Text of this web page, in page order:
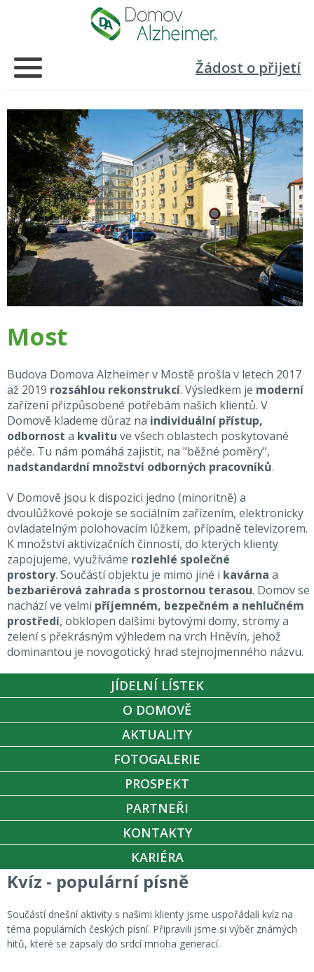
Žádost o přijetí
Most
Budova Domova Alzheimer v Mostě prošla v letech 2017
až 2019 rozsáhlou rekonstrukcí. Výsledkem je moderní
zařízení přizpůsobené potřebám našich klientů. V
Domově klademe důraz na individuální přístup,
odbornost a kvalitu ve všech oblastech poskytované
péče. Tu nám pomáhá zajistit, na "běžné poměry",
nadstandardní množství odborných pracovníků.
V Domově jsou k dispozici jedno (minoritně) a
dvoulůžkové pokoje se sociálním zařízením, elektronicky
ovladatelným polohovacím lůžkem, případně televizorem.
K množství aktivizačních činností, do kterých klienty
zapojujeme, využíváme rozlehlé společné
prostory. Součástí objektu je mimo jiné i kavárna a
bezbariérová zahrada s prostornou terasou. Domov se
nachází ve velmi příjemném, bezpečném a nehlučném
prostředí, obklopen dalšími bytovými domy, stromy a
zelení s překrásným výhledem na vrch Hněvín, jehož
dominantou je novogotický hrad stejnojmenného názvu.
JÍDELNÍ LÍSTEK
O DOMOVĚ
AKTUALITY
FOTOGALERIE
PROSPEKT
PARTNEŘI
KONTAKTY
KARIÉRA
Kvíz - populární písně
Součástí dnešní aktivity s našimi klienty jsme uspořádali kvíz na
téma populárních českých písní. Připravili jsme si výběr známých
hitů, které se zapsaly do srdcí mnoha generací.